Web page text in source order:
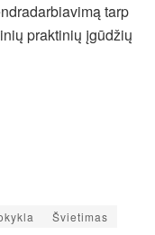
tarp
praktinių įgūdžių
Švietimas